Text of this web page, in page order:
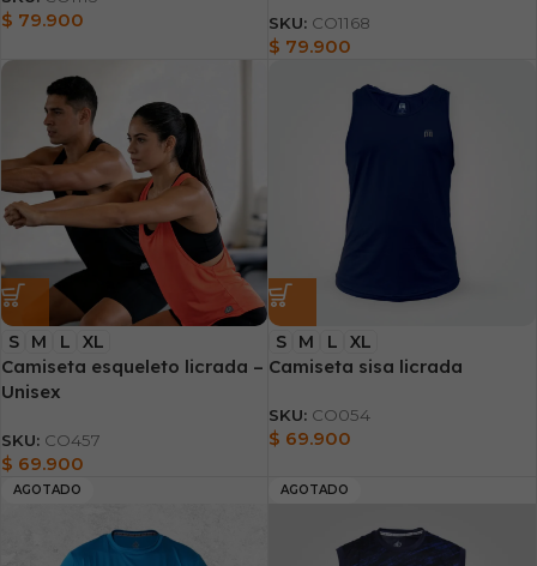
$ 79.900 SKU: CO1168
$ 79.900
S M L XL
Camiseta esqueleto licrada –
Unisex
SKU: CO457
$ 69.900
S M L XL
Camiseta sisa licrada
SKU: CO054
$ 69.900
AGOTADO AGOTADO